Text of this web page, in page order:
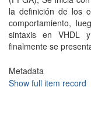
la definición de los
comportamiento,
sintaxis en VHDL
finalmente se
Metadata
Show full item record